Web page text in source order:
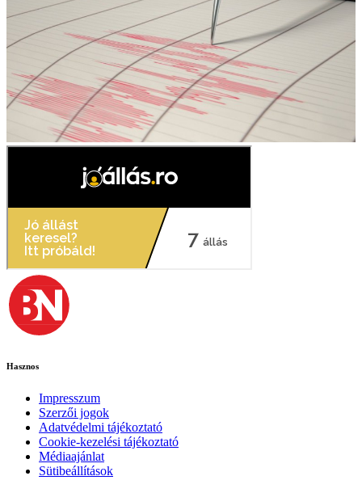
Hasznos
Impresszum
Szerzői jogok
Adatvédelmi tájékoztató
Cookie-kezelési tájékoztató
Médiaajánlat
Sütibeállítások